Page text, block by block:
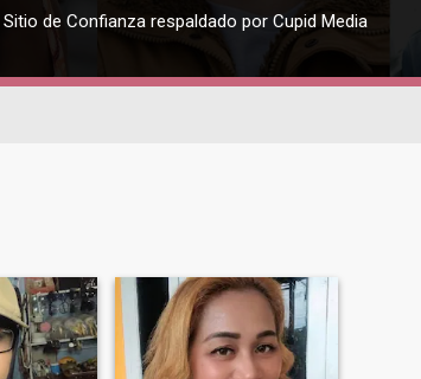
Sitio de Confianza respaldado por Cupid Media